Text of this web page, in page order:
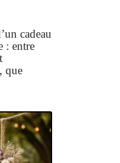
cadeau
: entre
que